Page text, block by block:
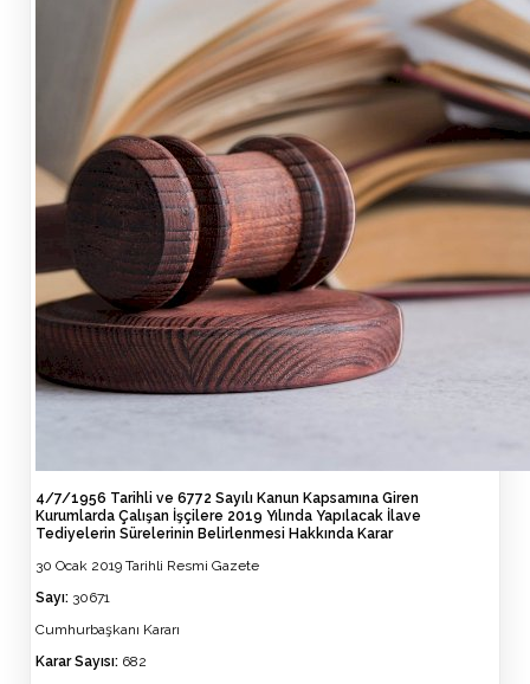
4/7/1956 Tarihli ve 6772 Sayılı Kanun Kapsamına Giren
Kurumlarda Çalışan İşçilere 2019 Yılında Yapılacak İlave
Tediyelerin Sürelerinin Belirlenmesi Hakkında Karar
30 Ocak 2019 Tarihli Resmi Gazete
Sayı: 30671
Cumhurbaşkanı Kararı
Karar Sayısı: 682